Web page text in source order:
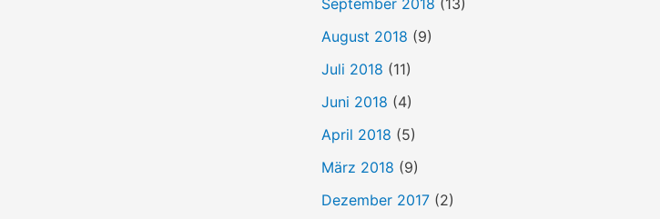
August 2018 (9)
Juli 2018 (11)
Juni 2018 (4)
April 2018 (5)
März 2018 (9)
Dezember 2017 (2)